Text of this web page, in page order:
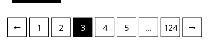
1 2 3 4 5 … 124